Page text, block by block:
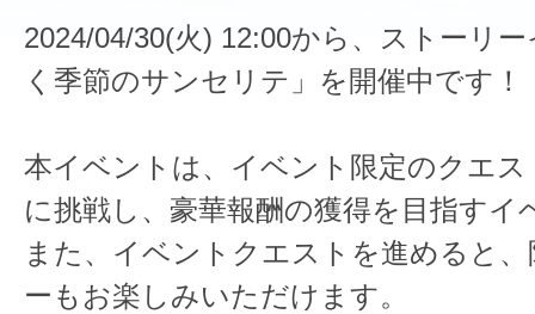
2024/04/30(火) 12:00から、ストーリ
く季節のサンセリテ」を開催中です！
本イベントは、イベント限定のクエ
に挑戦し、豪華報酬の獲得を目指すイ
また、イベントクエストを進めると
ーもお楽しみいただけます。